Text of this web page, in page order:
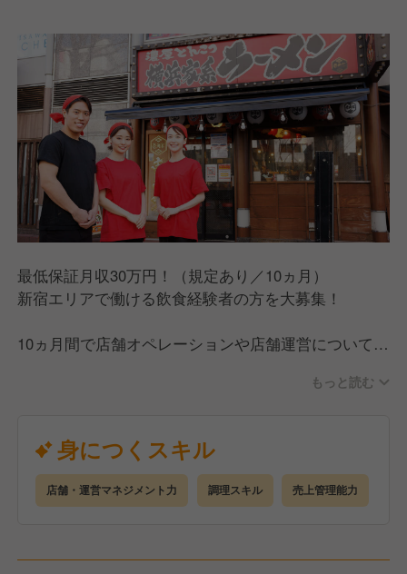
最低保証月収30万円！（規定あり／10ヵ月）
新宿エリアで働ける飲食経験者の方を大募集！
10ヵ月間で店舗オペレーションや店舗運営について経
明確な評価制度があり、定期的に昇格試験があるの
昇格後には賞与支給（年2回）あり。今年度賞与支給
額は前年より平均50％アップを予定しています。
※最低保証月収は10ヶ月間、既定の手当を支給するこ
もっと読む
身につくスキル
店舗・運営マネジメント力 調理スキル 売上管理能力